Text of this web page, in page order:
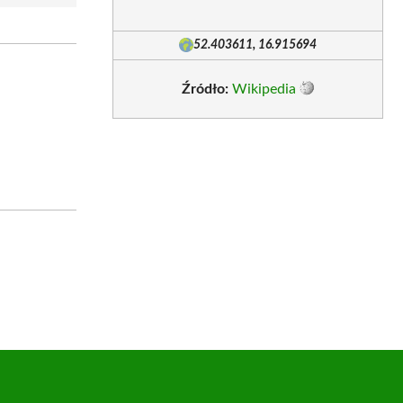
52.403611, 16.915694
Źródło: Wikipedia